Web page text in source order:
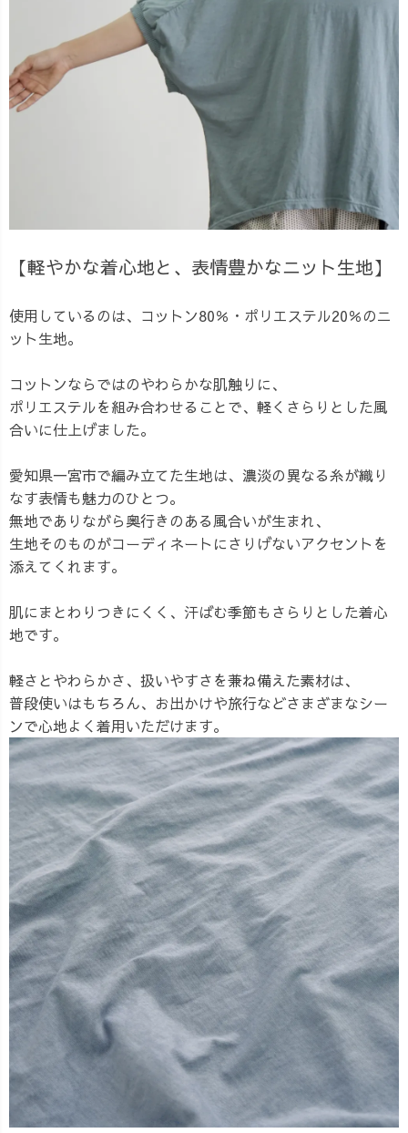
【軽やかな着心地と、表情豊かなニット生地】
使用しているのは、コットン80％・ポリエステル20％のニ
ット生地。
コットンならではのやわらかな肌触りに、
ポリエステルを組み合わせることで、軽くさらりとした風
合いに仕上げました。
愛知県一宮市で編み立てた生地は、濃淡の異なる糸が織り
なす表情も魅力のひとつ。
無地でありながら奥行きのある風合いが生まれ、
生地そのものがコーディネートにさりげないアクセントを
添えてくれます。
肌にまとわりつきにくく、汗ばむ季節もさらりとした着心
地です。
軽さとやわらかさ、扱いやすさを兼ね備えた素材は、
普段使いはもちろん、お出かけや旅行などさまざまなシー
ンで心地よく着用いただけます。